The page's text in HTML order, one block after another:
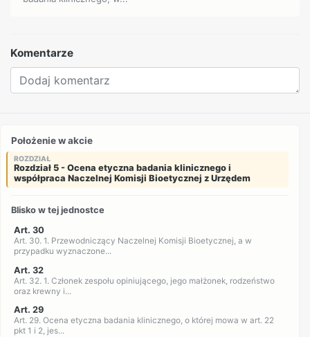
Komentarze
Położenie w akcie
ROZDZIAŁ
Rozdział 5 - Ocena etyczna badania klinicznego i
współpraca Naczelnej Komisji Bioetycznej z Urzędem
Blisko w tej jednostce
Art. 30
Art. 30. 1. Przewodniczący Naczelnej Komisji Bioetycznej, a w
przypadku wyznaczone...
Art. 32
Art. 32. 1. Członek zespołu opiniującego, jego małżonek, rodzeństwo
oraz krewny i...
Art. 29
Art. 29. Ocena etyczna badania klinicznego, o której mowa w art. 22
pkt 1 i 2, jes...